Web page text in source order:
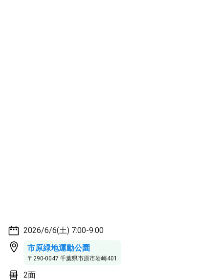
2026/6/6(土) 7:00-9:00
市原緑地運動公園
〒290-0047 千葉県市原市岩崎401
2面